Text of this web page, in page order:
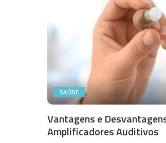
SAÚDE
Vantagens e
Amplificadores Auditivos